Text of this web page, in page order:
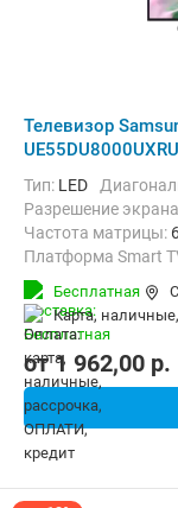
Телевизор
UE55DU8000UXRU
Тип: LED
Разрешение
Частота матрицы:
Платформа Smart
Беспроводные
Бесплатная
карта,
от1 962,00 p.